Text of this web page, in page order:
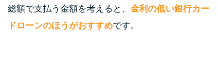
申し込みブラックとは?判断の目
総額で支払う金額を考えると、 金利の低い銀行カー
ドローンのほうがおすすめです。